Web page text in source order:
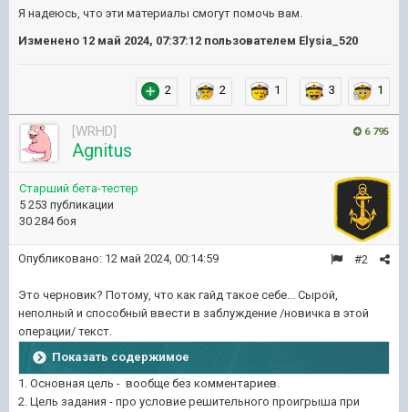
Я надеюсь, что эти материалы смогут помочь вам.
Изменено 12 май 2024, 07:37:12 пользователем Elysia_520
2 2 1 3 1
6 795
[WRHD]
Agnitus
Старший бета-тестер
5 253 публикации
30 284 боя
#2
Опубликовано: 12 май 2024, 00:14:59
Это черновик? Потому, что как гайд такое себе... Сырой,
неполный и способный ввести в заблуждение /новичка в этой
операции/ текст.
Показать содержимое
1. Основная цель - вообще без комментариев.
2. Цель задания - про условие решительного проигрыша при